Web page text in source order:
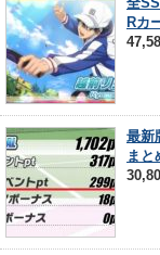
Rカ
最新
まと